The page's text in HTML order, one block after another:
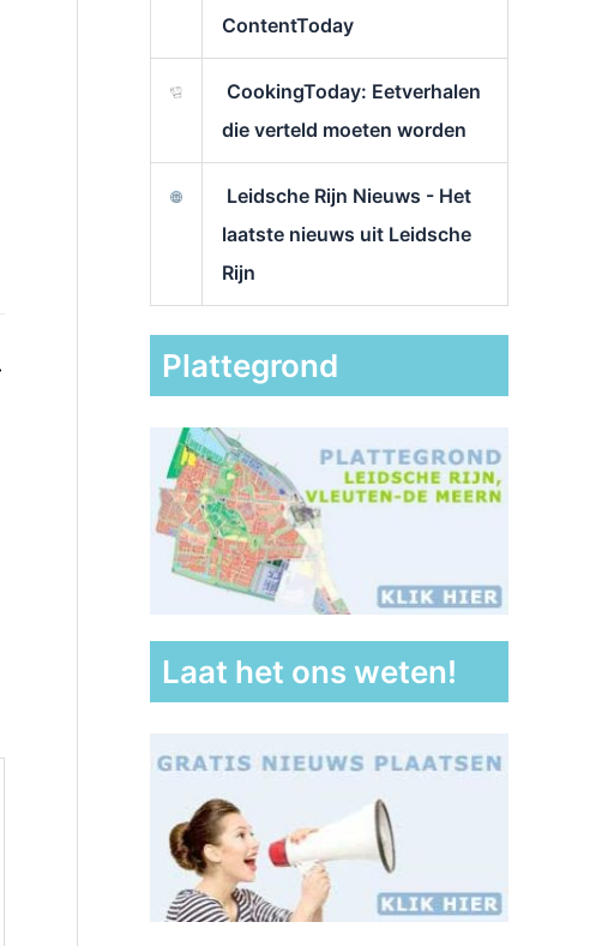
ContentToday
CookingToday: Eetverhalen
die verteld moeten worden
Leidsche Rijn Nieuws - Het
laatste nieuws uit Leidsche
Rijn
Plattegrond
Laat het ons weten!